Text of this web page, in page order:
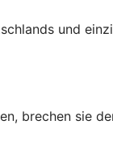
und
brechen sie